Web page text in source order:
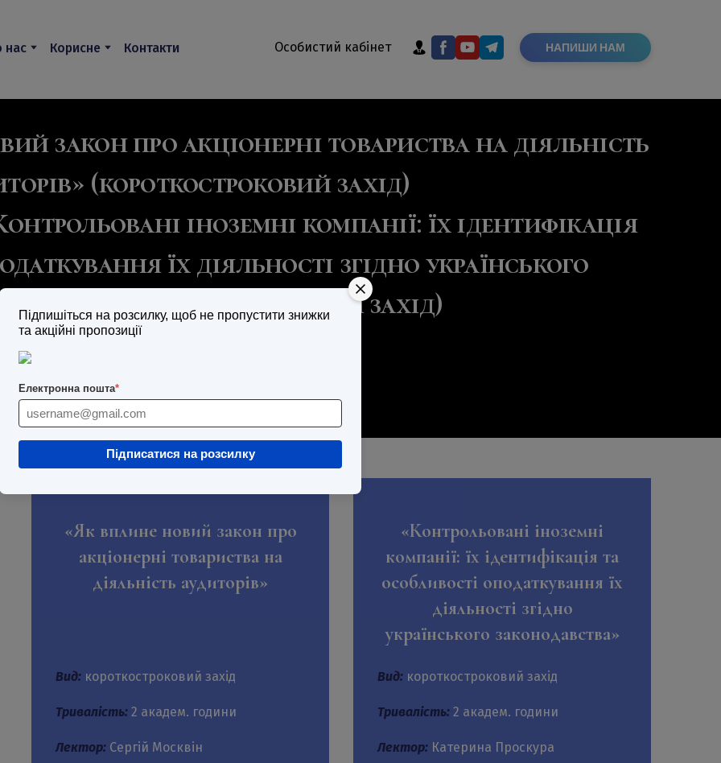
Підпишіться на розсилку, щоб не пропустити знижки
та акційні пропозиції
Електронна пошта*
Підписатися на розсилку
нас Корисне Контакти Особистий кабінет НАПИШИ НАМ
закон про акціонерні товариства на діяльність
(короткостроковий захід)
іноземні компанії: їх ідентифікація
їх діяльності згідно українського
(короткостроковий захід)
«Як вплине новий закон про
акціонерні товариства на
діяльність аудиторів»
Вид: короткостроковий захід
Тривалість: 2 академ. години
Лектор: Сергій Москвін
«Контрольовані іноземні
компанії: їх ідентифікація та
особливості оподаткування їх
діяльності згідно
українського законодавства»
Вид: короткостроковий захід
Тривалість: 2 академ. години
Лектор: Катерина Проскура